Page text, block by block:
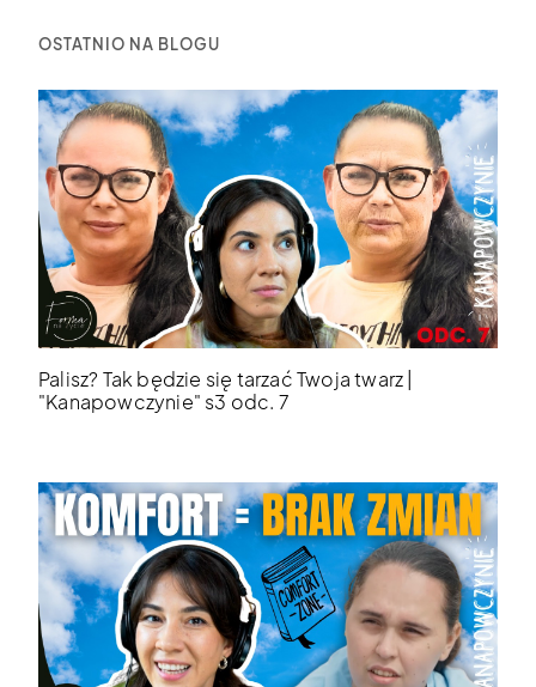
OSTATNIO NA BLOGU
Palisz? Tak będzie się tarzać Twoja twarz |
"Kanapowczynie" s3 odc. 7